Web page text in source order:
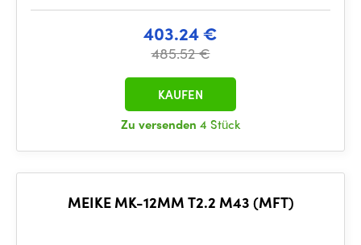
403.24 €
485.52 €
Zu versenden 4 Stück
KAUFEN
MEIKE MK-12MM T2.2 M43 (MFT)